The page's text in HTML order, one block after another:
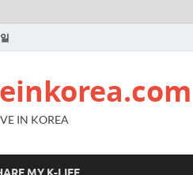
IN KOREA
MY K-LIFE